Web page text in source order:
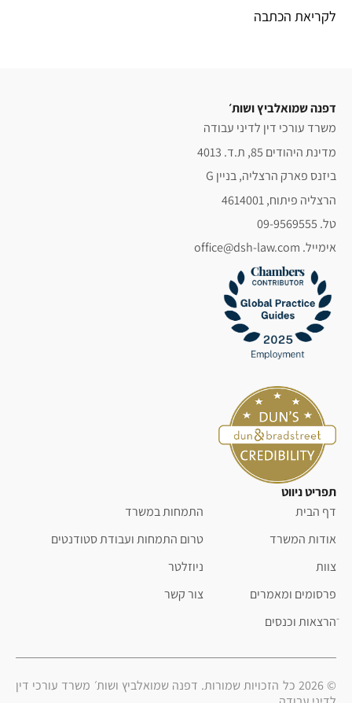
לקריאת הכתבה
דפנה שמואלביץ ושות׳
משרד עורכי דין לדיני עבודה
מדינת היהודים 85, ת.ד. 4013
ביזנס פארק הרצליה, בניין G
הרצליה פיתוח, 4614001
טל. 09-9569555
אימייל. office@dsh-law.com
תפריט ניווט
דף הבית
אודות המשרד
צוות
פרסומים ומאמרים
ֿהרצאות וכנסים
התמחות במשרד
טרום התמחות ועבודת סטודנטים
ניוזלטר
צור קשר
© 2026 כל הזכויות שמורות. דפנה שמואלביץ ושות׳ משרד עורכי דין